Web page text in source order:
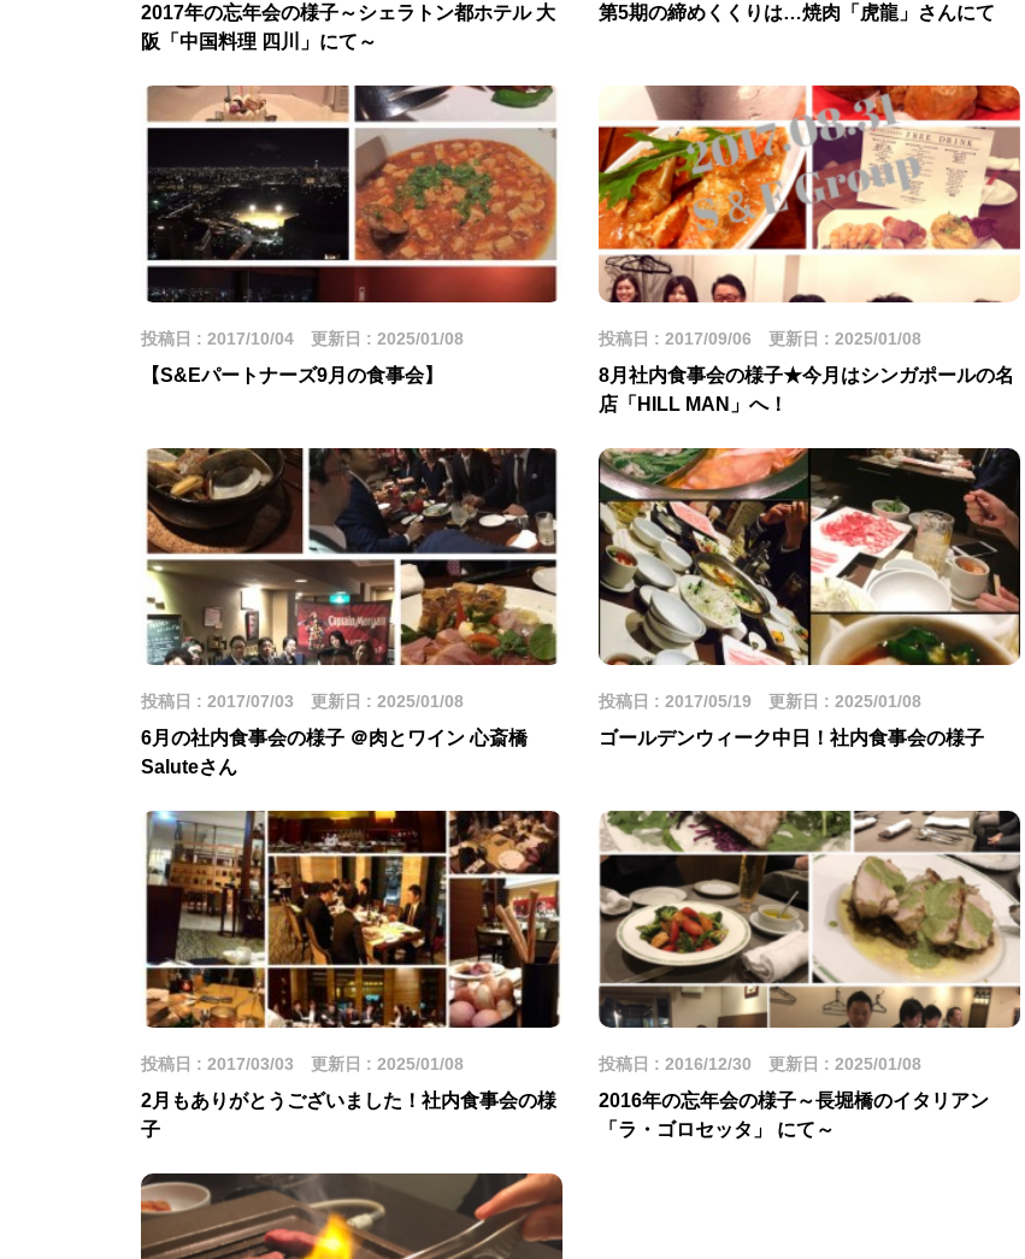
2017年の忘年会の様子～シェラトン都ホテル 大
阪「中国料理 四川」にて～
第5期の締めくくりは…焼肉「虎龍」さんにて
投稿日 : 2017/10/04 更新日 : 2025/01/08
【S&Eパートナーズ9月の食事会】
投稿日 : 2017/09/06 更新日 : 2025/01/08
8月社内食事会の様子★今月はシンガポールの名
店「HILL MAN」へ！
投稿日 : 2017/07/03 更新日 : 2025/01/08
6月の社内食事会の様子 ＠肉とワイン 心斎橋
Saluteさん
投稿日 : 2017/05/19 更新日 : 2025/01/08
ゴールデンウィーク中日！社内食事会の様子
投稿日 : 2017/03/03 更新日 : 2025/01/08
2月もありがとうございました！社内食事会の様
子
投稿日 : 2016/12/30 更新日 : 2025/01/08
2016年の忘年会の様子～長堀橋のイタリアン
「ラ・ゴロセッタ」 にて～